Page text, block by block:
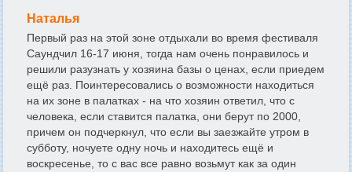
Наталья
Первый раз на этой зоне отдыхали во время фестиваля
Саундчил 16-17 июня, тогда нам очень понравилось и
решили разузнать у хозяина базы о ценах, если приедем
ещё раз. Поинтересовались о возможности находиться
на их зоне в палатках - на что хозяин ответил, что с
человека, если ставится палатка, они берут по 2000,
причем он подчеркнул, что если вы заезжайте утром в
субботу, ночуете одну ночь и находитесь ещё и
воскресенье, то с вас все равно возьмут как за один